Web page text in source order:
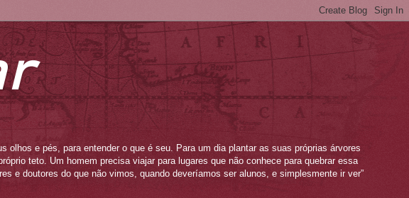
e pés, para entender o que é seu. Para um dia plantar as suas próprias árvores
teto. Um homem precisa viajar para lugares que não conhece para quebrar essa
e doutores do que não vimos, quando deveríamos ser alunos, e simplesmente ir ver”